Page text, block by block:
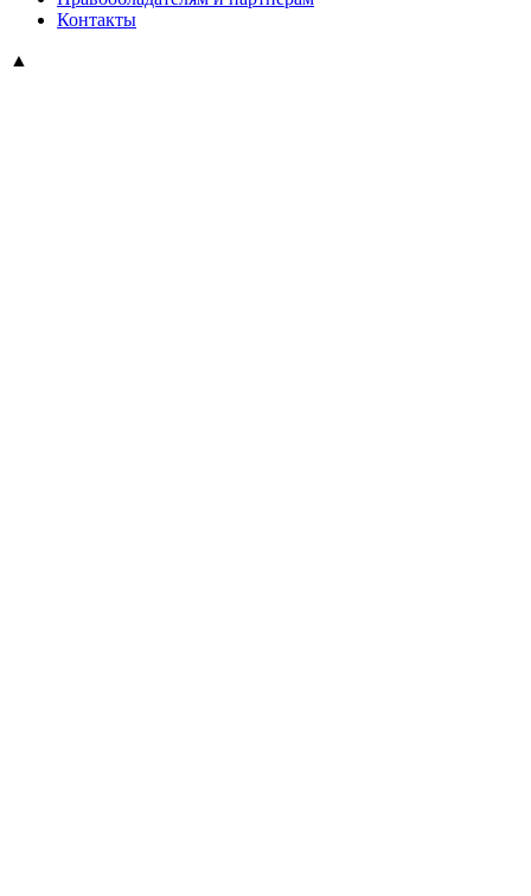
Контакты
▲